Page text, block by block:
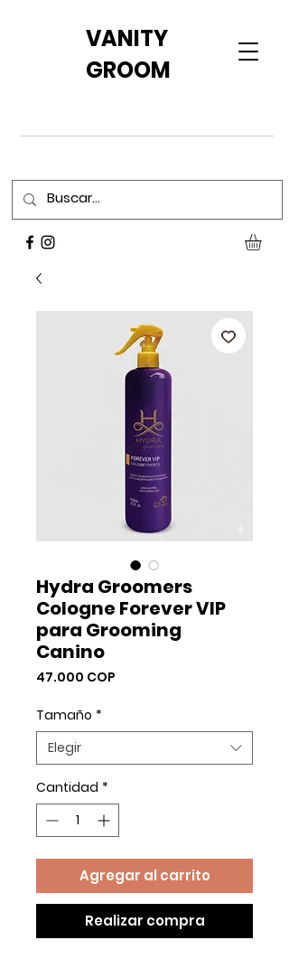
VANITY
GROOM
Hydra Groomers
Cologne Forever VIP
para Grooming
Canino
47.000 COP
Tamaño *
Elegir
Cantidad *
Agregar al carrito
Realizar compra